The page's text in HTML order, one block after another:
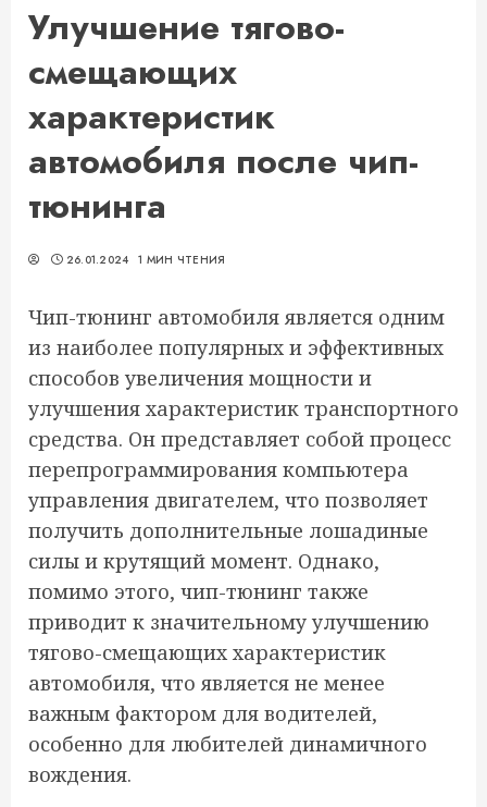
Улучшение тягово-
смещающих
характеристик
автомобиля после чип-
тюнинга
26.01.2024 1 МИН ЧТЕНИЯ
Чип-тюнинг автомобиля является одним
из наиболее популярных и эффективных
способов увеличения мощности и
улучшения характеристик транспортного
средства. Он представляет собой процесс
перепрограммирования компьютера
управления двигателем, что позволяет
получить дополнительные лошадиные
силы и крутящий момент. Однако,
помимо этого, чип-тюнинг также
приводит к значительному улучшению
тягово-смещающих характеристик
автомобиля, что является не менее
важным фактором для водителей,
особенно для любителей динамичного
вождения.